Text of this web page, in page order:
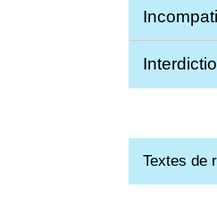
Textes de